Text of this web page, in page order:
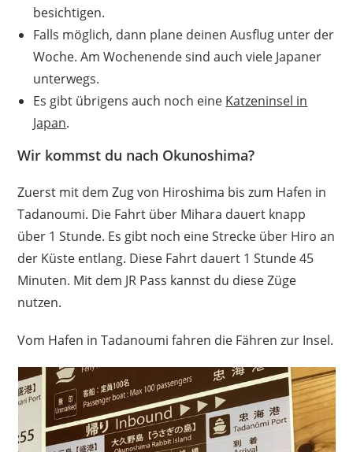
besichtigen.
Falls möglich, dann plane deinen Ausflug unter der
Woche. Am Wochenende sind auch viele Japaner
unterwegs.
Es gibt übrigens auch noch eine Katzeninsel in
Japan.
Wir kommst du nach Okunoshima?
Zuerst mit dem Zug von Hiroshima bis zum Hafen in
Tadanoumi. Die Fahrt über Mihara dauert knapp
über 1 Stunde. Es gibt noch eine Strecke über Hiro an
der Küste entlang. Diese Fahrt dauert 1 Stunde 45
Minuten. Mit dem JR Pass kannst du diese Züge
nutzen.
Vom Hafen in Tadanoumi fahren die Fähren zur Insel.